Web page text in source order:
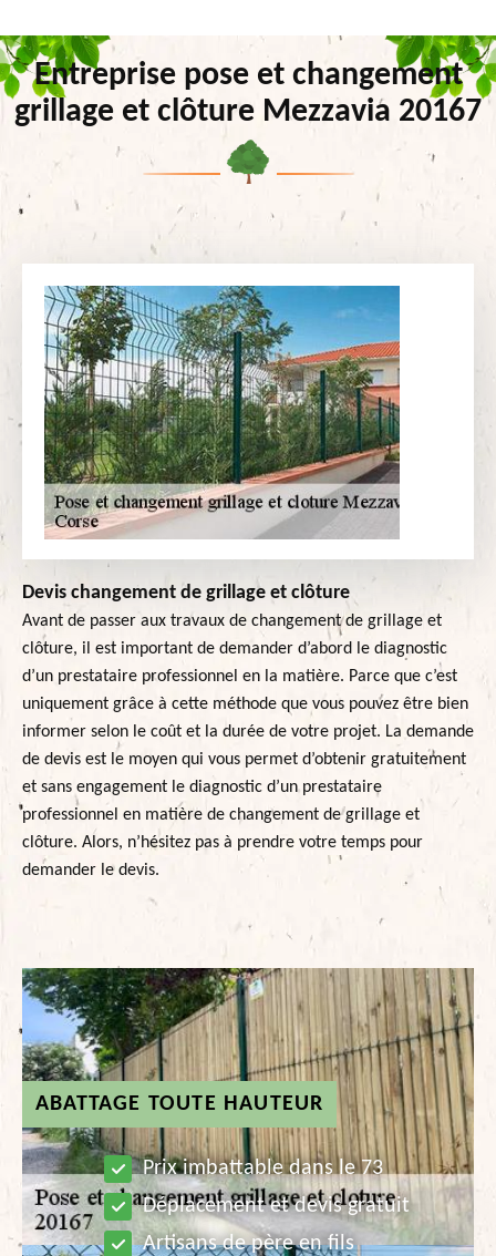
ABATTAGE TOUTE HAUTEUR
Prix imbattable dans le 73
Déplacement et devis gratuit
Artisans de père en fils
Entreprise pose et changement
grillage et clôture Mezzavia 20167
Devis changement de grillage et clôture
Avant de passer aux travaux de changement de grillage et
clôture, il est important de demander d’abord le diagnostic
d’un prestataire professionnel en la matière. Parce que c’est
uniquement grâce à cette méthode que vous pouvez être bien
informer selon le coût et la durée de votre projet. La demande
de devis est le moyen qui vous permet d’obtenir gratuitement
et sans engagement le diagnostic d’un prestataire
professionnel en matière de changement de grillage et
clôture. Alors, n’hésitez pas à prendre votre temps pour
demander le devis.